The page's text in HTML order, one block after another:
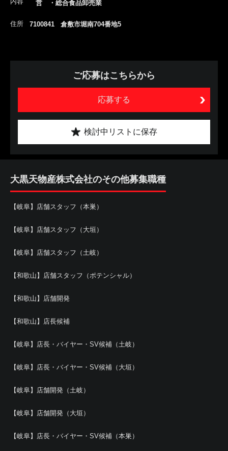
営 ・総合食品卸売業
住所 7100841 倉敷市堀南704番地5
ご応募はこちらから
応募する
検討中リストに保存
大黒天物産株式会社のその他募集職種
【岐阜】店舗スタッフ（本巣）
【岐阜】店舗スタッフ（大垣）
【岐阜】店舗スタッフ（土岐）
【和歌山】店舗スタッフ（ポテンシャル）
【和歌山】店舗開発
【和歌山】店長候補
【岐阜】店長・バイヤー・SV候補（土岐）
【岐阜】店長・バイヤー・SV候補（大垣）
【岐阜】店舗開発（土岐）
【岐阜】店舗開発（大垣）
【岐阜】店長・バイヤー・SV候補（本巣）